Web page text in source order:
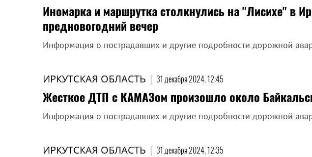
Иномарка и маршрутка столкнулись на "Лисихе" в
предновогодний вечер
Информация о пострадавших и другие подробности дорожной
ИРКУТСКАЯ ОБЛАСТЬ | 31 декабря 2024, 12:45
Жесткое ДТП с КАМАЗом произошло около
Информация о пострадавших и другие подробности дорожной
ИРКУТСКАЯ ОБЛАСТЬ | 31 декабря 2024, 12:35